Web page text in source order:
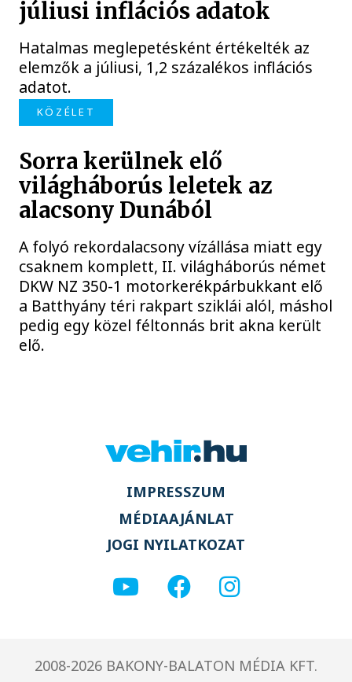
júliusi inflációs adatok
Hatalmas meglepetésként értékelték az
elemzők a júliusi, 1,2 százalékos inflációs
adatot.
KÖZÉLET
Sorra kerülnek elő
világháborús leletek az
alacsony Dunából
A folyó rekordalacsony vízállása miatt egy
csaknem komplett, II. világháborús német
DKW NZ 350-1 motorkerékpárbukkant elő
a Batthyány téri rakpart sziklái alól, máshol
pedig egy közel féltonnás brit akna került
elő.
IMPRESSZUM
MÉDIAAJÁNLAT
JOGI NYILATKOZAT
2008-2026 BAKONY-BALATON MÉDIA KFT.